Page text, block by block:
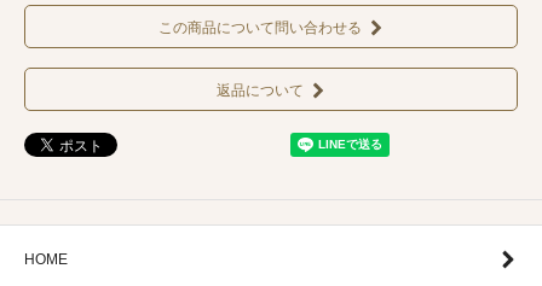
この商品について問い合わせる
返品について
HOME